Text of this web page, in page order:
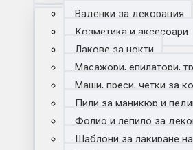
Ваденки за декорация
Козметика и аксесоари
Лакове за нокти
Масажори, епилатори,
Маши, преси, четки за
Пили за маникюр и
Фолио и лепило за
Шаблони за лакиране